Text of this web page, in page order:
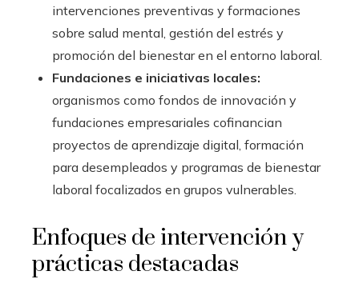
intervenciones preventivas y formaciones
sobre salud mental, gestión del estrés y
promoción del bienestar en el entorno laboral.
Fundaciones e iniciativas locales:
organismos como fondos de innovación y
fundaciones empresariales cofinancian
proyectos de aprendizaje digital, formación
para desempleados y programas de bienestar
laboral focalizados en grupos vulnerables.
Enfoques de intervención y
prácticas destacadas